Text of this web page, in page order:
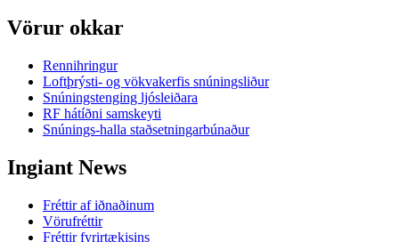
Vörur okkar
Rennihringur
Loftþrýsti- og vökvakerfis snúningsliður
Snúningstenging ljósleiðara
RF hátíðni samskeyti
Snúnings-halla staðsetningarbúnaður
Ingiant News
Fréttir af iðnaðinum
Vörufréttir
Fréttir fyrirtækisins